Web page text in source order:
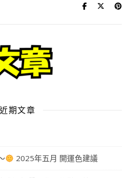
近期文章
2025年五月 開運色建議